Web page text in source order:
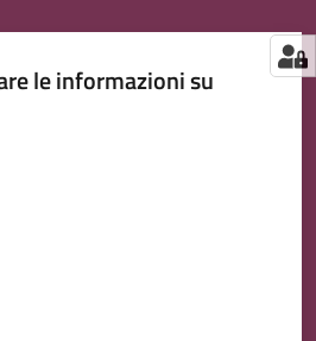
le informazioni su